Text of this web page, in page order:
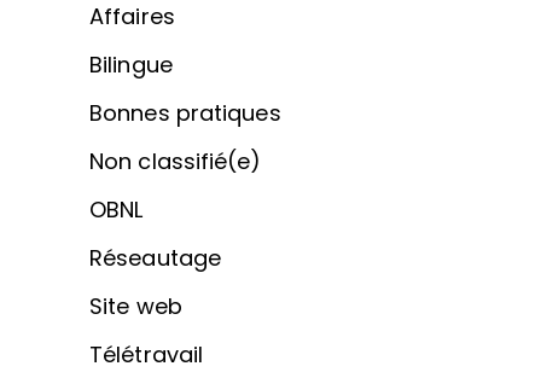
Affaires
Bilingue
Bonnes pratiques
Non classifié(e)
OBNL
Réseautage
Site web
Télétravail